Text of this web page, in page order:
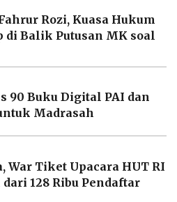
Rozi, Kuasa Hukum
di Balik Putusan MK soal
90 Buku Digital PAI dan
Madrasah
War Tiket Upacara HUT RI
128 Ribu Pendaftar